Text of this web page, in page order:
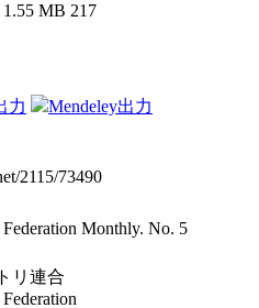
1.55 MB 217
力 Mendeley出力
2115/73490
Monthly. No. 5
リ連合